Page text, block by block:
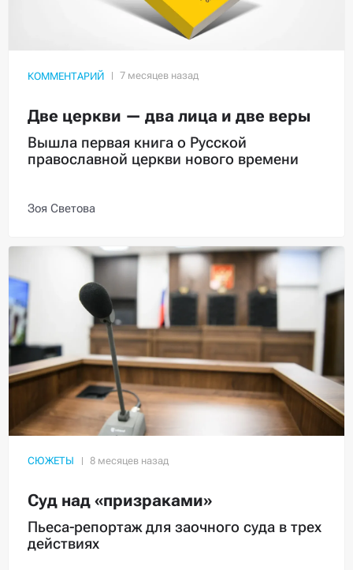
КОММЕНТАРИЙ
Две церкви — два лица и две веры
Вышла первая книга о Русской
православной церкви нового времени
Зоя Светова
СЮЖЕТЫ
Суд над «призраками»
Пьеса-репортаж для заочного суда в трех
действиях